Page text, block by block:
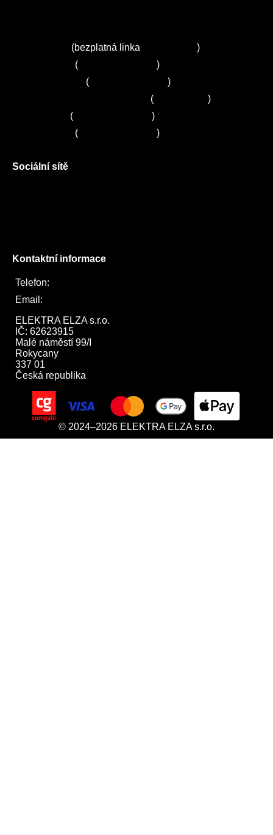
(bezplatná linka
)
(
)
(
)
(
)
(
)
( )
Sociální sítě
Kontaktní informace
Telefon:
Email:
ELEKTRA ELZA s.r.o.
IČ: 62623915
Malé náměstí 99/I
Rokycany
337 01
Česká republika
© 2024–2026 ELEKTRA ELZA s.r.o.